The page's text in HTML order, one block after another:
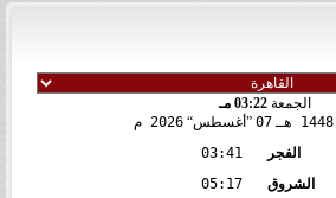
الجمعة 03:22 مـ
1448 هـ 07 أغسطس 2026 م
الفجر
03:41
الشروق
05:17